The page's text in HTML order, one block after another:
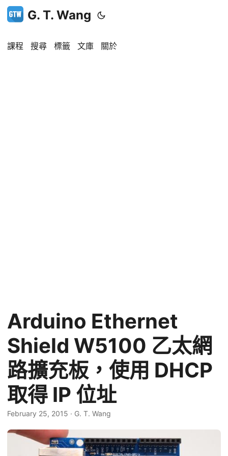
G. T. Wang
課程 搜尋 標籤 文庫 關於
Arduino Ethernet
Shield W5100 乙太網
路擴充板，使用 DHCP
取得 IP 位址
February 25, 2015 · G. T. Wang